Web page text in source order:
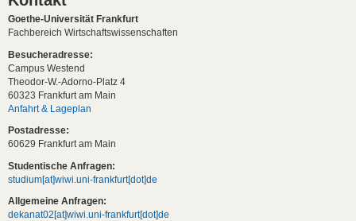
Goethe-Universität Frankfurt
Fachbereich Wirtschaftswissenschaften
Besucheradresse:
Campus Westend
Theodor-W.-Adorno-Platz 4
60323 Frankfurt am Main
Anfahrt & Lageplan
Postadresse:
60629 Frankfurt am Main
Studentische Anfragen:
studium[at]wiwi.uni-frankfurt[dot]de
Allgemeine Anfragen:
dekanat02[at]wiwi.uni-frankfurt[dot]de